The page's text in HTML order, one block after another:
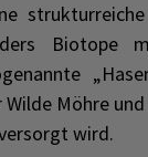
Biotope
Möhre
wird.